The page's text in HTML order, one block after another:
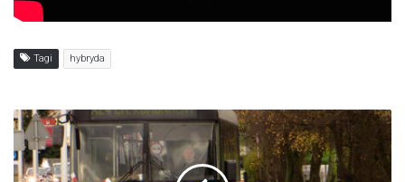
Tagi hybryda